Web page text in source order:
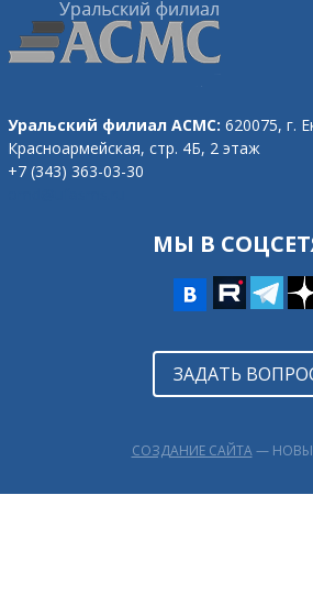
Уральский филиал АСМС: 620075, г.
Красноармейская, стр. 4Б, 2 этаж
+7 (343) 363-03-30
МЫ В
ЗАДАТЬ
СОЗДАНИЕ САЙТА—